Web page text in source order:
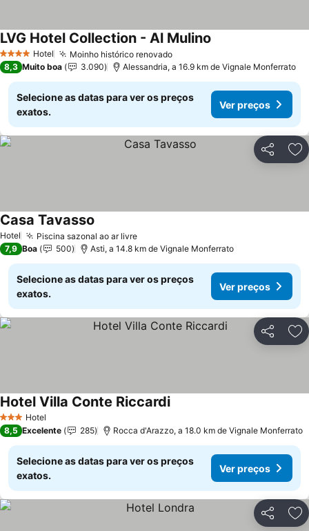
4 EstrelasHotel Moinho histórico renovado
LVG Hotel Collection - Al Mulino
8,3 Muito boa 3.090 Alessandria, a 16.9 km de Vignale Monferrato
Selecione as datas para ver os preços
exatos.
Ver preços
Partilhar
Hotel Piscina sazonal ao ar livre
Casa Tavasso
7,9 Boa 500 Asti, a 14.8 km de Vignale Monferrato
Selecione as datas para ver os preços
exatos.
Ver preços
Partilhar
3 EstrelasHotel
Hotel Villa Conte Riccardi
8,5 Excelente 285 Rocca d'Arazzo, a 18.0 km de Vignale Monferrato
Selecione as datas para ver os preços
exatos.
Ver preços
Partilhar